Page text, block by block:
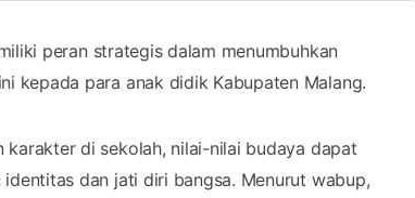
peran strategis dalam menumbuhkan
kepada para anak didik Kabupaten Malang.
di sekolah, nilai-nilai budaya dapat
dan jati diri bangsa. Menurut wabup,